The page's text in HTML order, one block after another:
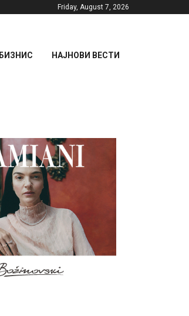
Friday, August 7, 2026
БИЗНИС НАЈНОВИ ВЕСТИ